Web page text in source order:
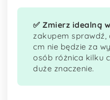
✅ Zmierz idealną
zakupem sprawdź,
cm nie będzie za
osób różnica kilku
duże znaczenie.